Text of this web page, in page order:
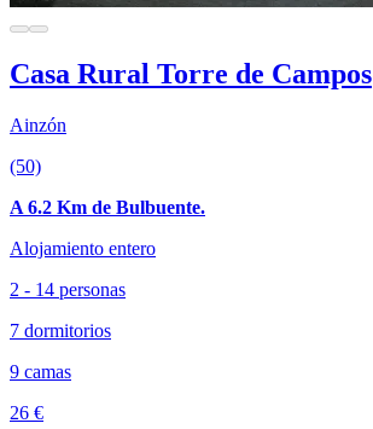
Casa Rural Torre de Campos
Ainzón
(50)
A 6.2 Km de Bulbuente.
Alojamiento entero
2 - 14 personas
7 dormitorios
9 camas
26 €